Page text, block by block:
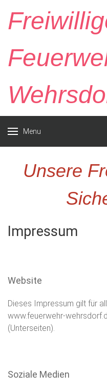
Menu
Unsere
Impressum
Website
Dieses Impressum gilt für
www.feuerwehr-
(Unterseiten).
Soziale Medien